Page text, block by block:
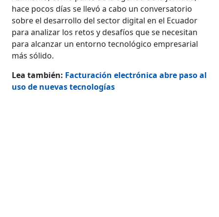
hace pocos días se llevó a cabo un conversatorio
sobre el desarrollo del sector digital en el Ecuador
para analizar los retos y desafíos que se necesitan
para alcanzar un entorno tecnológico empresarial
más sólido.
Lea también: Facturación electrónica abre paso al
uso de nuevas tecnologías